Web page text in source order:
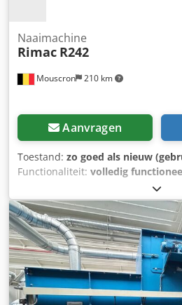
Mouscron 210 km
Naaimachine
Rimac R242
Aanvragen
Toestand: zo goed als nieuw
Functionaliteit: volledig
, pneumatische
Productiecapaciteiten en
machine voor het afwerken van
de volledige afwerking in één
praktijk betekent dit dat u in uw
gewatteerde stof naar het
meerdere handelingen tussen de
nodig zijn. U kunt zowel witte als